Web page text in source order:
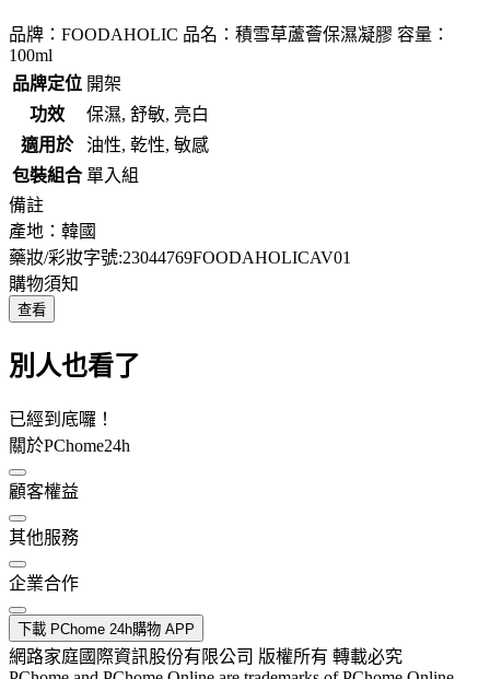
品牌：FOODAHOLIC 品名：積雪草蘆薈保濕凝膠 容量：
100ml
品牌定位 開架
功效
保濕, 舒敏, 亮白
適用於
油性, 乾性, 敏感
包裝組合 單入組
備註
產地：韓國
藥妝/彩妝字號:23044769FOODAHOLICAV01
購物須知
查看
別人也看了
已經到底囉！
關於PChome24h
顧客權益
其他服務
企業合作
下載 PChome 24h購物 APP
網路家庭國際資訊股份有限公司 版權所有 轉載必究